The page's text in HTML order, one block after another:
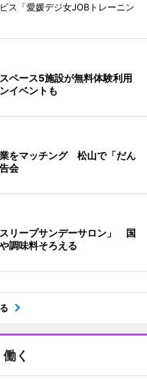
ス「愛媛デジ女JOBトレーニン
ペース5施設が無料体験利用
イベントも
をマッチング 松山で「だん
会
リープサンデーサロン」 国
調味料そろえる
く